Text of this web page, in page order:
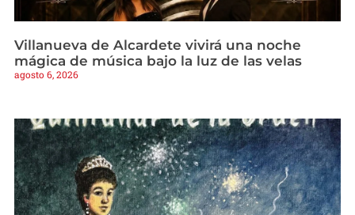
Villanueva de Alcardete vivirá una noche
mágica de música bajo la luz de las velas
agosto 6, 2026